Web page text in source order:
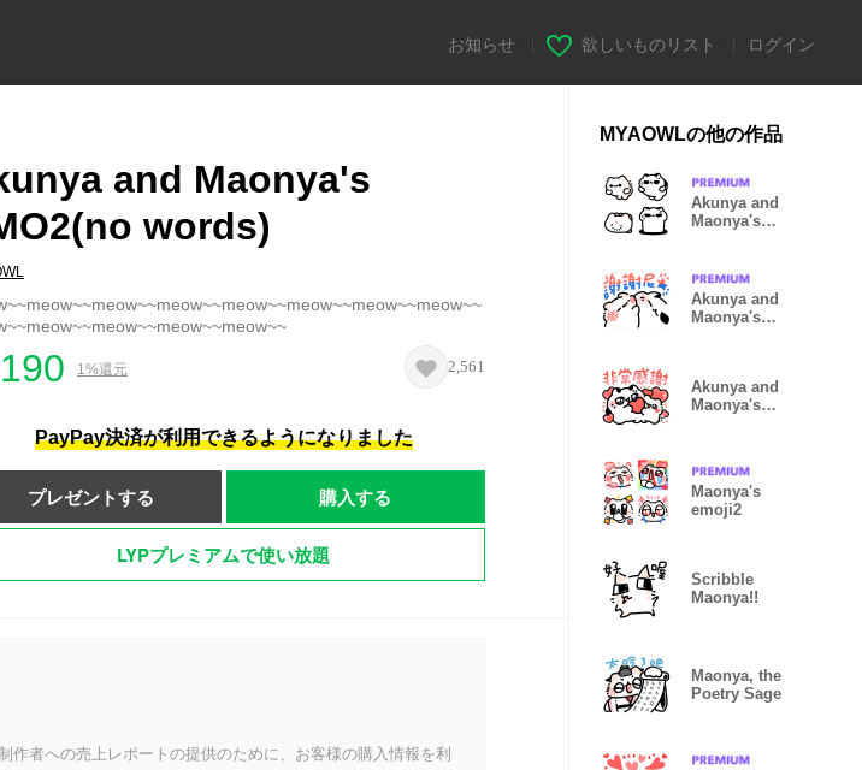
お知らせ 欲しいものリスト ログイン
and Maonya's
words)
1%還元 2,561
PayPay決済が利用できるようになりました
プレゼントする 購入する
LYPプレミアムで使い放題
作者への売上レポートの提供のために、お客様の購入情報を利
MYAOWLの他の作品
Akunya and
Maonya's
Akunya and
Maonya's
Akunya and
Maonya's
Maonya's
emoji2
Scribble
Maonya!!
Maonya, the
Poetry Sage